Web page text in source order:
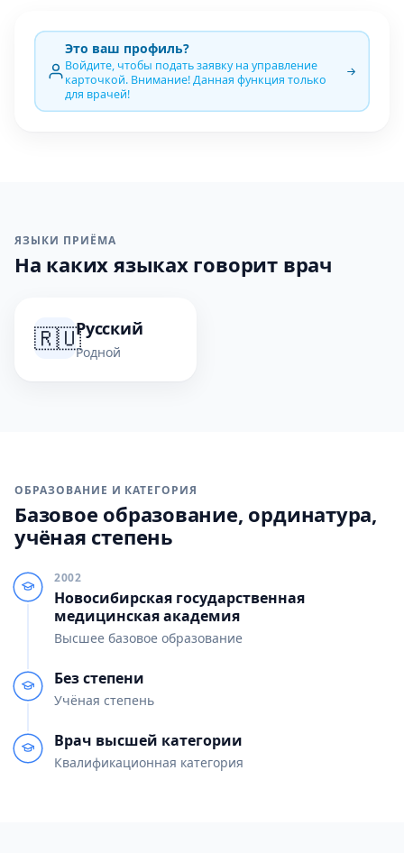
Это ваш профиль?
Войдите, чтобы подать заявку на управление
карточкой. Внимание! Данная функция только
для врачей!
ЯЗЫКИ ПРИЁМА
На каких языках говорит врач
🇷🇺Русский
Родной
ОБРАЗОВАНИЕ И КАТЕГОРИЯ
Базовое образование, ординатура,
учёная степень
2002
Новосибирская государственная
медицинская академия
Высшее базовое образование
Без степени
Учёная степень
Врач высшей категории
Квалификационная категория